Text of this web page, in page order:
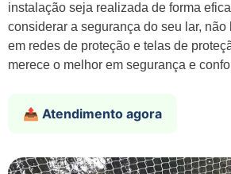
instalação seja realizada de forma
considerar a segurança do seu lar, não
em redes de proteção e telas de
merece o melhor em segurança e
📤 Atendimento agora